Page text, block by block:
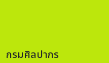
นิทรรศการพิเศษ เรื่อง “สยา
กรมศิลปากร